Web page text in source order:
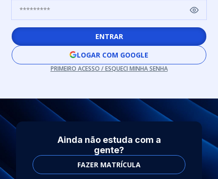
ENTRAR
LOGAR COM GOOGLE
PRIMEIRO ACESSO / ESQUECI MINHA SENHA
Ainda não estuda com a
gente?
FAZER MATRÍCULA